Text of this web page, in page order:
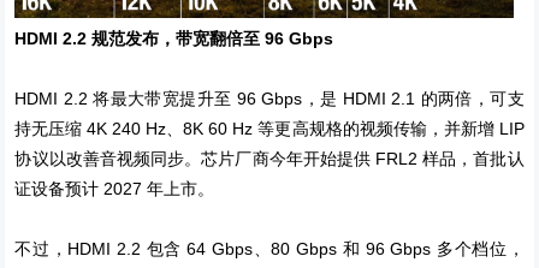
HDMI 2.2 规范发布，带宽翻倍至 96 Gbps
HDMI 2.2 将最大带宽提升至 96 Gbps，是 HDMI 2.1 的两倍，可支
持无压缩 4K 240 Hz、8K 60 Hz 等更高规格的视频传输，并新增 LIP
协议以改善音视频同步。芯片厂商今年开始提供 FRL2 样品，首批认
证设备预计 2027 年上市。
不过，HDMI 2.2 包含 64 Gbps、80 Gbps 和 96 Gbps 多个档位，